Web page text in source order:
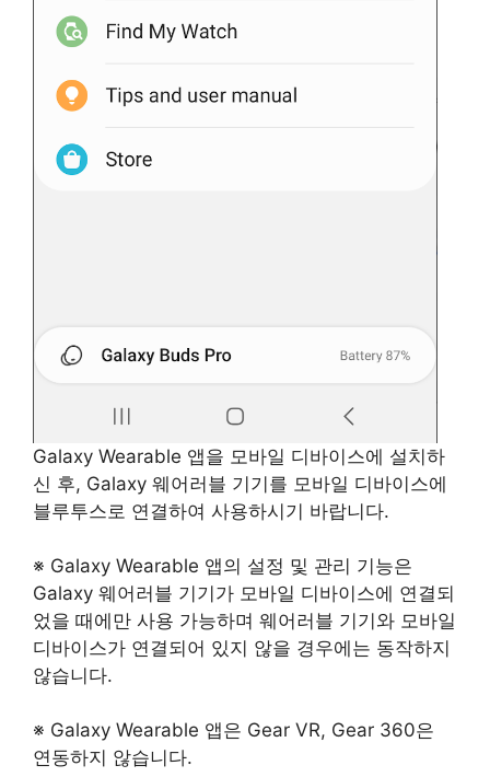
Galaxy Wearable 앱을 모바일 디바이스에 설치하
신 후, Galaxy 웨어러블 기기를 모바일 디바이스에
블루투스로 연결하여 사용하시기 바랍니다.
※ Galaxy Wearable 앱의 설정 및 관리 기능은
Galaxy 웨어러블 기기가 모바일 디바이스에 연결되
었을 때에만 사용 가능하며 웨어러블 기기와 모바일
디바이스가 연결되어 있지 않을 경우에는 동작하지
않습니다.
※ Galaxy Wearable 앱은 Gear VR, Gear 360은
연동하지 않습니다.